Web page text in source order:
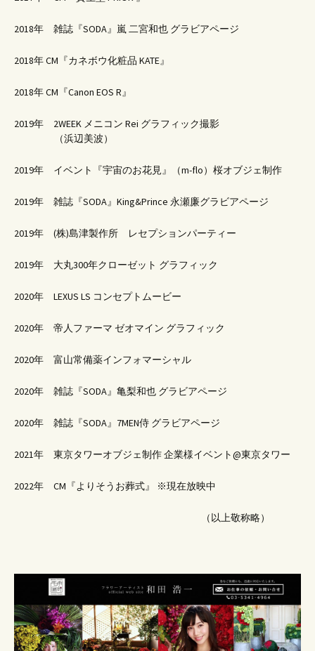
2018年 雑誌『SODA』嵐 二宮和也 グラビアページ
2018年 CM『カネボウ化粧品 KATE』
2018年 CM『Canon EOS R』
2019年 2WEEK メニコン Rei グラフィック撮影
（浜辺美波）
2019年 イベント『宇宙のお花見』（m-flo）桜オブジェ制作
2019年 雑誌『SODA』King&Prince 永瀬廉グラビアページ
2019年 (株)島津製作所 レセプションパーティー
2019年 大丸300年クローゼット グラフィック
2020年 LEXUS LS コンセプトムービー
2020年 帝人ファーマ ゼオマイン グラフィック
2020年 富山常備薬インフォマーシャル
2020年 雑誌『SODA』亀梨和也 グラビアページ
2020年 雑誌『SODA』7MEN侍 グラビアページ
2021年 東京タワーオブジェ制作 企業様イベント@東京タワー
2022年 CM『よりそうお葬式』 ※現在放映中
（以上敬称略）